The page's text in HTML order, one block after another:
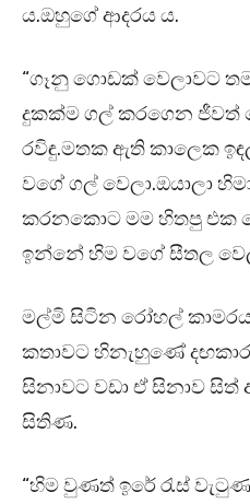
ය.ඔහුගේ ආදරය ය.
“ගෑනු ගොඩක් වෙලාවට
දුකක්ම ගල් කරගෙන ජීවත්
රවිඳු.මතක ඇති කාලෙක
වගේ ගල් වෙලා.ඔයාලා
කරනකොට මම හිතපු එක
ඉන්නේ හිම වගේ සීතල
මල්මි සිටින රෝහල්
කතාවට හිනැහුණේ
සිනාවට වඩා ඒ සිනාව සිත්
සිතිණ.
“හිම වුණත් ඉරේ රැස්